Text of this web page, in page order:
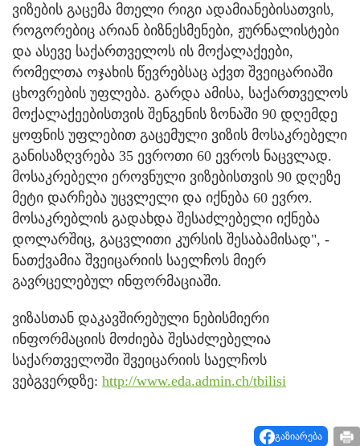
ვიზების გაცემა მთელი რიგი ადამიანებისათვის,
როგორებიც არიან ბიზნესმენები, ჟურნალისტები
და ასევე საქართველოს ის მოქალაქეები,
რომელთა ოჯახის წევრებსაც აქვთ შვეიცარიაში
ცხოვრების უფლება. გარდა ამისა, საქართველოს
მოქალაქეებისთვის შენგენის ზონაში 90 დღემდე
ყოფნის უფლებით გაცემული ვიზის მოსაკრებელი
განისაზღვრება 35 ევროთი 60 ევროს ნაცვლად.
მოსაკრებელი ეროვნული ვიზებისთვის 90 დღეზე
მეტი დარჩება უცვლელი და იქნება 60 ევრო.
მოსაკრებლის გადახდა შესაძლებელი იქნება
დოლარშიც, გაცვლითი კურსის შესაბამისად", -
ნათქვამია შვეიცარიის საელჩოს მიერ
გავრცელებულ ინფორმაციაში.
ვიზასთან დაკავშირებული ნებისმიერი
ინფორმაციის მოძიება შესაძლებელია
საქართველოში შვეიცარიის საელჩოს
ვებგვერდზე: http://www.eda.admin.ch/tbilisi
გაზიარება